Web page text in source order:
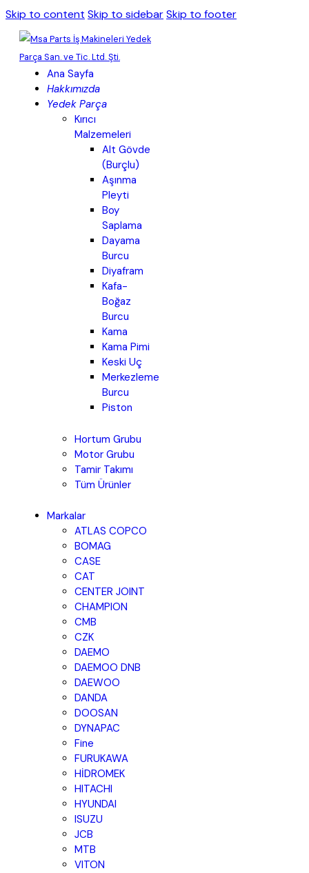
Skip to content Skip to sidebarSkip to footer
Ana Sayfa
Hakkımızda
Yedek Parça
Kırıcı
Malzemeleri
Alt Gövde
(Burçlu)
Aşınma
Pleyti
Boy
Saplama
Dayama
Burcu
Diyafram
Kafa-
Boğaz
Burcu
Kama
Kama Pimi
Keski Uç
Merkezleme
Burcu
Piston
Hortum Grubu
Motor Grubu
Tamir Takımı
Tüm Ürünler
Markalar
ATLAS COPCO
BOMAG
CASE
CAT
CENTER JOINT
CHAMPION
CMB
CZK
DAEMO
DAEMOO DNB
DAEWOO
DANDA
DOOSAN
DYNAPAC
Fine
FURUKAWA
HİDROMEK
HITACHI
HYUNDAI
ISUZU
JCB
MTB
VITON